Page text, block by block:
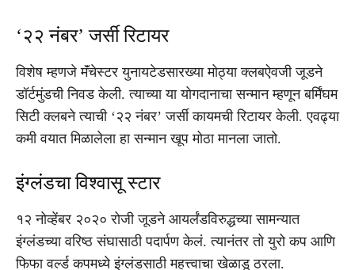
‘२२ नंबर’ जर्सी रिटायर
विशेष म्हणजे मॅंचेस्टर युनायटेडसारख्या मोठ्या क्लबऐवजी जूडने
डॉर्टमुंडची निवड केली. त्याच्या या योगदानाचा सन्मान म्हणून बर्मिंघम
सिटी क्लबने त्याची ‘२२ नंबर’ जर्सी कायमची रिटायर केली. एवढ्या
कमी वयात मिळालेला हा सन्मान खूप मोठा मानला जातो.
इंग्लंडचा विश्वासू स्टार
१२ नोव्हेंबर २०२० रोजी जूडने आयर्लंडविरुद्धच्या सामन्यात
इंग्लंडच्या वरिष्ठ संघासाठी पदार्पण केलं. त्यानंतर तो युरो कप आणि
फिफा वर्ल्ड कपमध्ये इंग्लंडसाठी महत्त्वाचा खेळाडू ठरला.